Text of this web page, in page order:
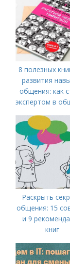
8 полезных
развития
общения: как
экспертом в
Раскрыть
общения: 15
и 9
книг